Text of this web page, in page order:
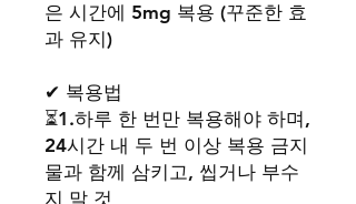
은 시간에 5mg 복용 (꾸준한 효
과 유지)
✔ 복용법
⏳1.하루 한 번만 복용해야 하며,
24시간 내 두 번 이상 복용 금지
물과 함께 삼키고, 씹거나 부수
지 말 것